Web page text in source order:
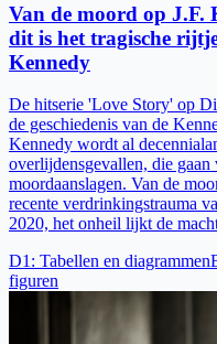
Van de moord op J.F.
dit is het tragische
Kennedy
De hitserie 'Love Story' op
de geschiedenis van de
Kennedy wordt al
overlijdensgevallen, die
moordaanslagen. Van de
recente verdrinkingstrauma
2020, het onheil lijkt de
D1 : Tabellen en diagrammen
figuren